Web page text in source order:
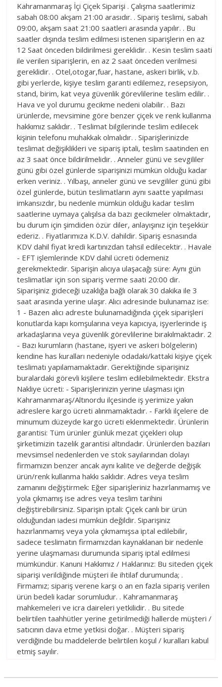
Kahramanmaraş İçi Çiçek Siparişi . Çalışma saatlerimiz
sabah 08:00 akşam 21:00 arasıdır. . Sipariş teslimi, sabah
09:00, akşam saat 21:00 saatleri arasında yapılır. . Bu
saatler dışında teslim edilmesi istenen siparişlerin en az
12 Saat önceden bildirilmesi gereklidir. . Kesin teslim saati
ile verilen siparişlerin, en az 2 saat önceden verilmesi
gereklidir. . Otel,otogar,fuar, hastane, askeri birlik, v.b.
gibi yerlerde, kişiye teslim garanti edilemez, resepsiyon,
stand, birim, kat veya güvenlik görevlilerine teslim edilir. .
Hava ve yol durumu gecikme nedeni olabilir. . Bazı
ürünlerde, mevsimine göre benzer çiçek ve renk kullanma
hakkımız saklıdır. . Teslimat bilgilerinde teslim edilecek
kişinin telefonu muhakkak olmalıdır. . Siparişlerinizde
teslimat değişiklikleri ve sipariş iptali, teslim saatinden en
az 3 saat önce bildirilmelidir. . Anneler günü ve sevgililer
günü gibi özel günlerde siparişinizi mümkün olduğu kadar
erken veriniz. . Yılbaşı, anneler günü ve sevgililer günü gibi
özel günlerde, bütün teslimatların aynı saatte yapılması
imkansızdır, bu nedenle mümkün olduğu kadar teslim
saatlerine uymaya çalışılsa da bazı gecikmeler olmaktadır,
bu durum için şimdiden özür diler, anlayışınız için teşekkür
ederiz. . Fiyatlarımıza K.D.V. dahildir. Sipariş esnasında
KDV dahil fiyat kredi kartınızdan tahsil edilecektir. . Havale
- EFT işlemlerinde KDV dahil ücreti ödemeniz
gerekmektedir. Siparişin alıcıya ulaşacağı süre: Aynı gün
teslimatlar için son sipariş verme saati 20:00 dir.
Siparişiniz gideceği uzaklığa bağlı olarak 30 dakika ile 3
saat arasında yerine ulaşır. Alıcı adresinde bulunamaz ise:
1 - Bazen alıcı adreste bulunamadığında çiçek siparişleri
konutlarda kapı komşularına veya kapıcıya, işyerlerinde iş
arkadaşlarına veya güvenlik görevlilerine bırakılmaktadır. 2
- Bazı kurumların (hastane, işyeri ve askeri bölgelerin)
kendine has kuralları nedeniyle odadaki/kattaki kişiye çiçek
teslimatı yapılamamaktadır. Gerektiğinde siparişiniz
buralardaki görevli kişilere teslim edilebilmektedir. Ekstra
Nakliye ücreti: - Siparişlerinizin yerine ulaşması için
Kahramanmaraş/Altınordu ilçesinde iş yerimize yakın
adreslere kargo ücreti alınmamaktadır. - Farklı ilçelere de
minumum düzeyde kargo ücreti eklenmektedir. Ürünlerin
garantisi: Tüm ürünler günlük mezat çiçekleri olup
şirketimizin tazelik garantisi altındadır. Ürünlerden bazıları
mevsimsel nedenlerden ve stok sayılarından dolayı
firmamızın benzer ancak aynı kalite ve değerde değişik
ürün/renk kullanma hakkı saklıdır. Adres veya teslim
zamanını değiştirmek: Eğer siparişleriniz hazırlanmamış ve
yola çıkmamış ise adres veya teslim tarihini
değiştirebilirsiniz. Siparişin iptali: Çiçek canlı bir ürün
olduğundan iadesi mümkün değildir. Siparişiniz
hazırlanmamış veya yola çıkmamışsa iptal edilebilir,
sadece teslimatın firmamızdan kaynaklanan bir nedenle
yerine ulaşmaması durumunda sipariş iptal edilmesi
mümkündür. Kanuni Hakkımız / Haklarınız: Bu siteden çiçek
siparişi verildiğinde müşteri ile ihtilaf durumunda; .
Firmamız; sipariş verene karşı o an en fazla sipariş verilen
ürün bedeli kadar sorumludur. . Kahramanmaraş
mahkemeleri ve icra daireleri yetkilidir. . Bu sitede
belirtilen taahhütler yerine getirilmediği hallerde müşteri /
satıcının dava etme yetkisi doğar. . Müşteri sipariş
verdiğinde bu maddelerde belirtilen koşul / kuralları kabul
etmiş sayılır.